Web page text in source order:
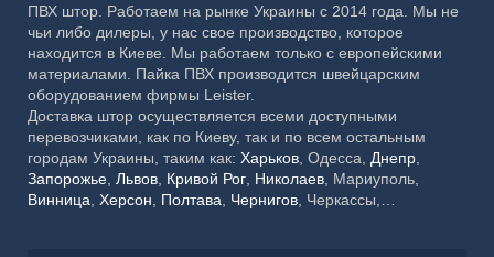
ПВХ штор. Работаем на рынке Украины с 2014 года. Мы не
чьи либо дилеры, у нас свое производство, которое
находится в Киеве. Мы работаем только с европейскими
материалами. Пайка ПВХ производится швейцарским
оборудованием фирмы Leister.
Доставка штор осуществляется всеми доступными
перевозчиками, как по Киеву, так и по всем остальным
городам Украины, таким как: Харьков , Одесса, Днепр
Запорожье Львов Кривой Рог Николаев , Мариуполь,
Винница Херсон Полтава Чернигов , Черкассы,